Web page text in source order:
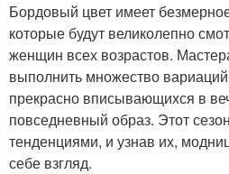
Бордовый цвет имеет
которые будут великолепно
женщин всех возрастов.
выполнить множество
прекрасно вписывающихся в
повседневный образ. Этот
тенденциями, и узнав их,
себе взгляд.